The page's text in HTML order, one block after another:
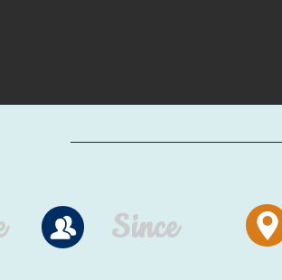
Since